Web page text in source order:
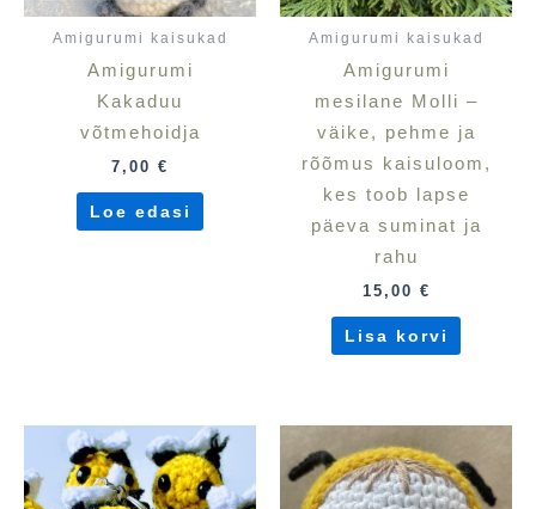
Amigurumi kaisukad
Amigurumi
Kakaduu
võtmehoidja
7,00 €
Loe edasi
Amigurumi kaisukad
Amigurumi
mesilane Molli –
väike, pehme ja
rõõmus kaisuloom,
kes toob lapse
päeva suminat ja
rahu
15,00 €
Lisa korvi